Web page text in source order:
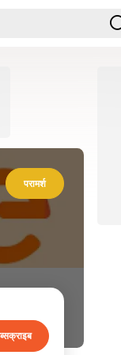
परामर्श